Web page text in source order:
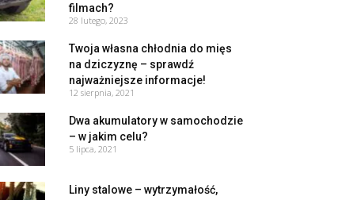
filmach?
28 lutego, 2023
Twoja własna chłodnia do mięs
na dziczyznę – sprawdź
najważniejsze informacje!
12 sierpnia, 2021
Dwa akumulatory w samochodzie
– w jakim celu?
5 lipca, 2021
Liny stalowe – wytrzymałość,